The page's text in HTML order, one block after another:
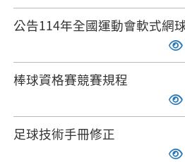
公告114年全國運動會軟式網
棒球資格賽競賽規程
足球技術手冊修正